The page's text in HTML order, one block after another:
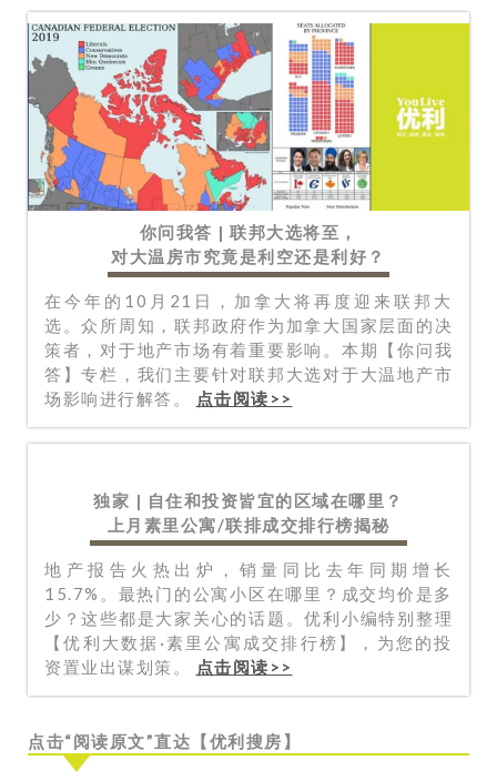
你问我答 | 联邦大选将至，
对大温房市究竟是利空还是利好？
在今年的10月21日，加拿大将再度迎来联邦大
选。众所周知，联邦政府作为加拿大国家层面的决
策者，对于地产市场有着重要影响。本期【你问我
答】专栏，我们主要针对联邦大选对于大温地产市
场影响进行解答。
点击阅读>>
独家 | 自住和投资皆宜的区域在哪里？
上月素里公寓/联排成交排行榜揭秘
地产报告火热出炉，销量同比去年同期增长
15.7%。最热门的公寓小区在哪里？成交均价是多
少？这些都是大家关心的话题。优利小编特别整理
【优利大数据·素里公寓成交排行榜】，为您的投
资置业出谋划策。
点击阅读>>
点击“阅读原文”直达【优利搜房】